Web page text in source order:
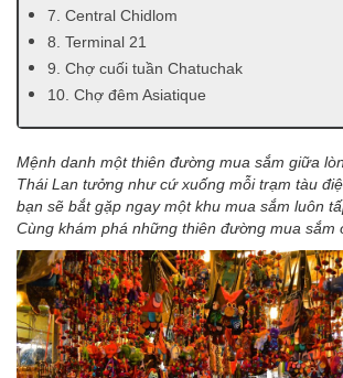
7. Central Chidlom
8. Terminal 21
9. Chợ cuối tuần Chatuchak
10. Chợ đêm Asiatique
Mệnh danh một thiên đường mua sắm giữa
Thái Lan tưởng như cứ xuống mỗi trạm tàu
bạn sẽ bắt gặp ngay một khu mua sắm luôn
Cùng khám phá những thiên đường mua sắm